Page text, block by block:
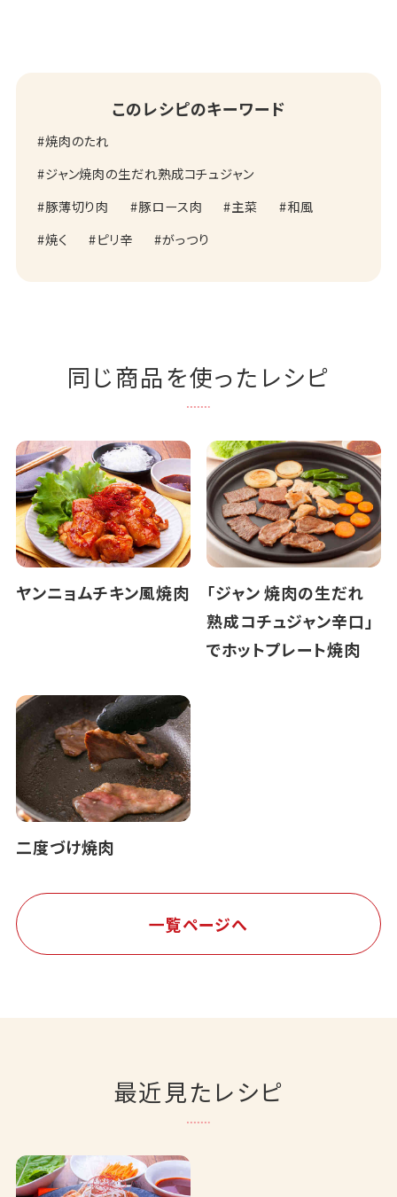
このレシピのキーワード
焼肉のたれ
ジャン焼肉の生だれ熟成コチュジャン
豚薄切り肉
豚ロース肉 主菜
和風
焼く
ピリ辛 がっつり
同じ商品を使ったレシピ
ヤンニョムチキン風焼肉
「ジャン 焼肉の生だれ
熟成コチュジャン辛口」
でホットプレート焼肉
二度づけ焼肉
一覧ページへ
最近見たレシピ